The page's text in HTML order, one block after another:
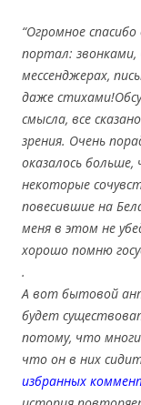
“Огромное
портал:
мессенджерах,
даже
смысла, все
зрения. Очень
оказалось
некоторые
повесившие на
меня в этом не
хорошо помню
.
А вот бытовой
будет
потому, что
что он в них
избранных